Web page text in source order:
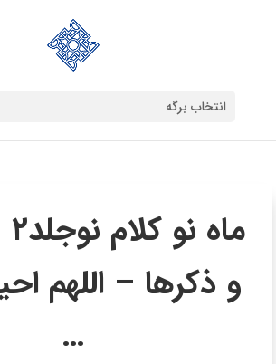
انتخاب برگه
و ذکرها – اللهم
…